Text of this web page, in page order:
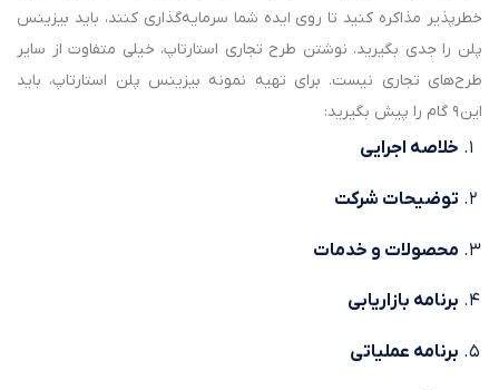
خطرپذیر مذاکره کنید تا روی ایده شما سرمایه‌گذاری کنند، باید بیزینس
پلن را جدی بگیرید. نوشتن طرح تجاری استارتاپ، خیلی متفاوت از سایر
طرح‌های تجاری نیست. برای تهیه نمونه بیزینس پلن استارتاپ، باید
این ۹ گام را پیش بگیرید:
خلاصه اجرایی
توضیحات شرکت
محصولات و خدمات
برنامه بازاریابی
برنامه عملیاتی